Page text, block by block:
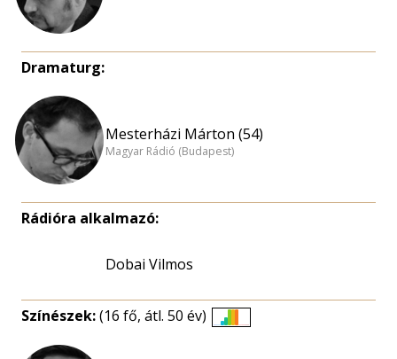
Dramaturg:
Mesterházi Márton (54)
Magyar Rádió (Budapest)
Rádióra alkalmazó:
Dobai Vilmos
Színészek:(16 fő, átl. 50 év)